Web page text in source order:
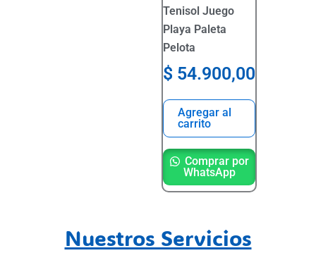
Tenisol Juego
Playa Paleta
Pelota
$ 54.900,00
Agregar al
carrito
Comprar por
WhatsApp
Nuestros Servicios